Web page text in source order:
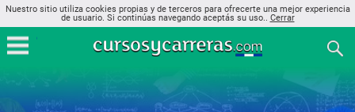
Nuestro sitio utiliza cookies propias y de terceros para ofrecerte una mejor experiencia
de usuario. Si continúas navegando aceptás su uso.. Cerrar